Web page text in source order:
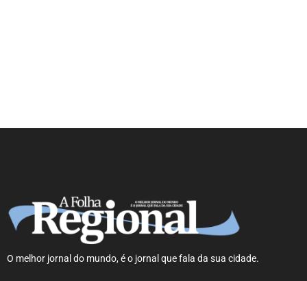
O melhor jornal do mundo, é o jornal que fala da sua cidade.